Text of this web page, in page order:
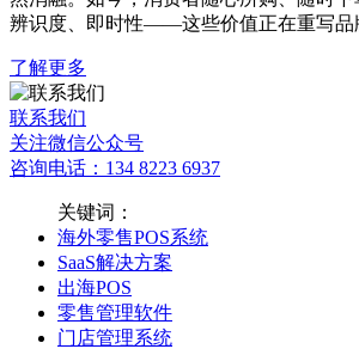
辨识度、即时性——这些价值正在重写
了解更多
联系我们
关注微信公众号
咨询电话：134 8223 6937
关键词：
海外零售POS系统
SaaS解决方案
出海POS
零售管理软件
门店管理系统